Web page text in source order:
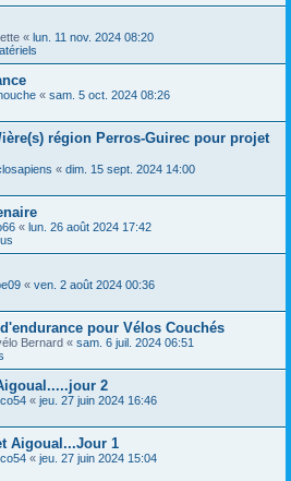
« lun. 11 nov. 2024 08:20
« sam. 5 oct. 2024 08:26
région Perros-Guirec pour projet
« dim. 15 sept. 2024 14:00
« lun. 26 août 2024 17:42
« ven. 2 août 2024 00:36
pour Vélos Couchés
Bernard « sam. 6 juil. 2024 06:51
2
« jeu. 27 juin 2024 16:46
Aigoual...Jour 1
« jeu. 27 juin 2024 15:04